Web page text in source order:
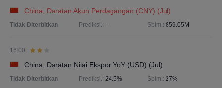
China, Daratan Akun Perdagangan (CNY) (Jul)
Tidak Diterbitkan Prediksi.: -- Sblm.: 859.05M
16:00
China, Daratan Nilai Ekspor YoY (USD) (Jul)
Tidak Diterbitkan Prediksi.: 24.5% Sblm.: 27%